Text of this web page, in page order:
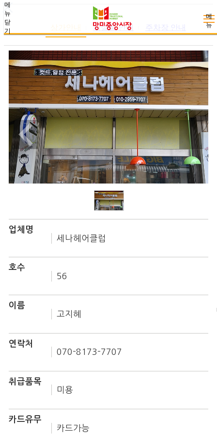
메
뉴
메
뉴
닫
기
시설물 안내 주차장 안내
업체명
세나헤어클럽
호수
56
이름
고지혜
연락처
070-8173-7707
취급품목
미용
카드유무
카드가능